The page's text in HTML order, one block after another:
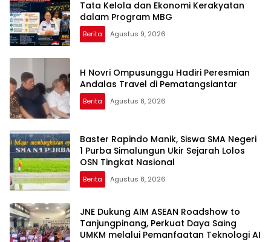
Tata Kelola dan Ekonomi Kerakyatan
dalam Program MBG
Berita Agustus 9, 2026
H Novri Ompusunggu Hadiri Peresmian
Andalas Travel di Pematangsiantar
Berita Agustus 8, 2026
Baster Rapindo Manik, Siswa SMA Negeri
1 Purba Simalungun Ukir Sejarah Lolos
OSN Tingkat Nasional
Berita Agustus 8, 2026
JNE Dukung AIM ASEAN Roadshow to
Tanjungpinang, Perkuat Daya Saing
UMKM melalui Pemanfaatan Teknologi AI